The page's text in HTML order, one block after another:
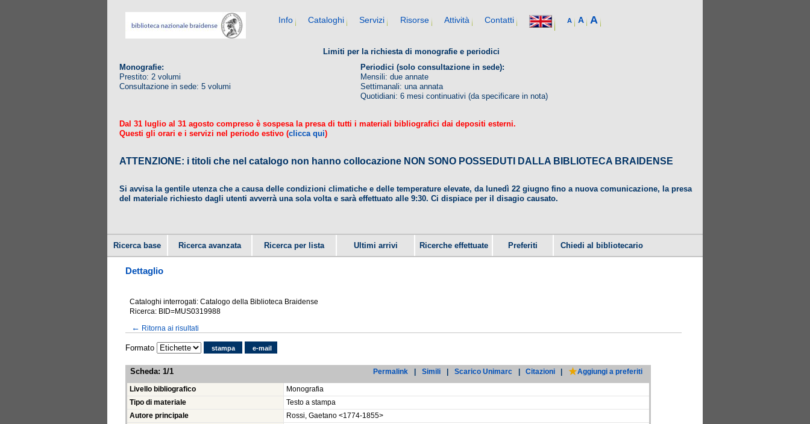
Info Cataloghi Servizi Risorse Attività Contatti A A A
Limiti per la richiesta di monografie e periodici
Monografie:
Periodici (solo consultazione in sede):
Prestito: 2 volumi
Mensili: due annate
Consultazione in sede: 5 volumi
Settimanali: una annata
Quotidiani: 6 mesi continuativi (da specificare in nota)
Dal 31 luglio al 31 agosto compreso è sospesa la presa di tutti i materiali bibliografici dai depositi esterni.
Questi gli orari e i servizi nel periodo estivo (clicca qui)
ATTENZIONE: i titoli che nel catalogo non hanno collocazione NON SONO POSSEDUTI DALLA BIBLIOTECA BRAIDENSE
Si avvisa la gentile utenza che a causa delle condizioni climatiche e delle temperature elevate, da lunedì 22 giugno fino a nuova comunicazione, la presa
del materiale richiesto dagli utenti avverrà una sola volta e sarà effettuato alle 9:30. Ci dispiace per il disagio causato.
Ricerca base Ricerca avanzata Ricerca per lista Ultimi arrivi Ricerche effettuate Preferiti Chiedi al bibliotecario
Dettaglio
Cataloghi interrogati: Catalogo della Biblioteca Braidense
Ricerca: BID=MUS0319988
← Ritorna ai risultati
Formato stampa e-mail
Scheda: 1/1 Permalink Simili Scarico Unimarc Citazioni Aggiungi a preferiti
Livello bibliografico
Monografia
Tipo di materiale
Testo a stampa
Autore principale
Rossi, Gaetano <1774-1855>